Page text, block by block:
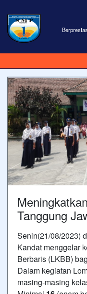
Tanggung
Senin(21/08/2023)
Kandat menggelar
Berbaris (LKBB)
Dalam kegiatan
masing-masing